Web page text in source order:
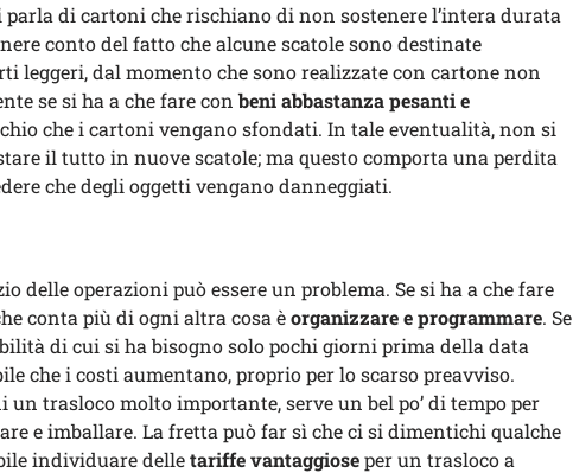
parla di cartoni che rischiano di non sostenere l’intera durata
conto del fatto che alcune scatole sono destinate
leggeri, dal momento che sono realizzate con cartone non
se si ha a che fare conbeni abbastanza pesanti e
che i cartoni vengano sfondati. In tale eventualità, non si
il tutto in nuove scatole; ma questo comporta una perdita
che degli oggetti vengano danneggiati.
delle operazioni può essere un problema. Se si ha a che fare
conta più di ogni altra cosa èorganizzare e programmare. Se
di cui si ha bisogno solo pochi giorni prima della data
che i costi aumentano, proprio per lo scarso preavviso.
un trasloco molto importante, serve un bel po’ di tempo per
e imballare. La fretta può far sì che ci si dimentichi qualche
individuare delletariffe vantaggioseper un trasloco a